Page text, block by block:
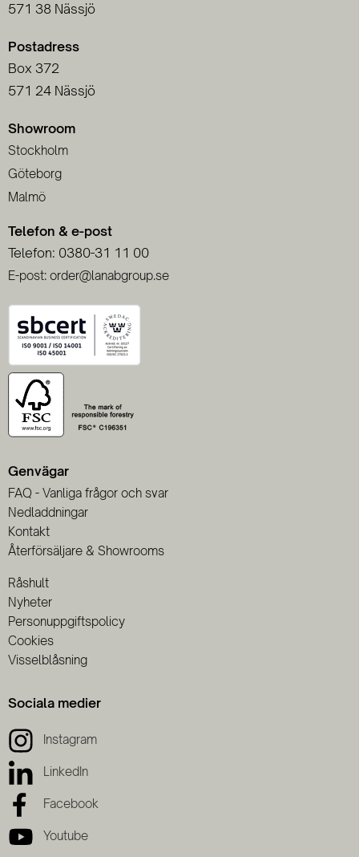
571 38 Nässjö
Postadress
Box 372
571 24 Nässjö
Showroom
Stockholm
Göteborg
Malmö
Telefon & e-post
Telefon: 0380-31 11 00
E-post: order@lanabgroup.se
Genvägar
FAQ - Vanliga frågor och svar
Nedladdningar
Kontakt
Återförsäljare & Showrooms
Råshult
Nyheter
Personuppgiftspolicy
Cookies
Visselblåsning
Sociala medier
Instagram
LinkedIn
Facebook
Youtube